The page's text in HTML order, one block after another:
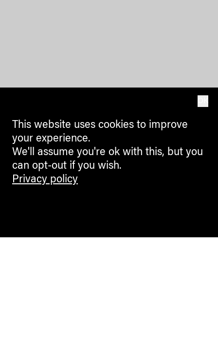
This website uses cookies to improve
your experience.
We'll assume you're ok with this, but you
can opt-out if you wish.
Privacy policy